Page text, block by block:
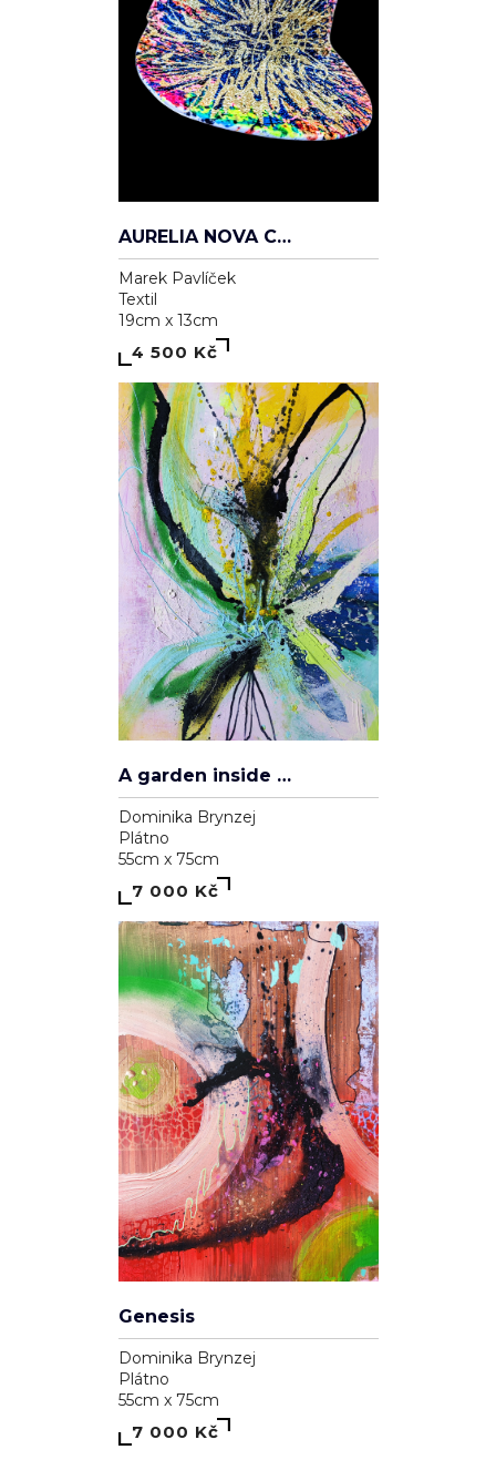
AURELIA NOVA CAP
Marek Pavlíček
Textil
19cm x 13cm
4 500 Kč
A garden inside me
Dominika Brynzej
Plátno
55cm x 75cm
7 000 Kč
Genesis
Dominika Brynzej
Plátno
55cm x 75cm
7 000 Kč